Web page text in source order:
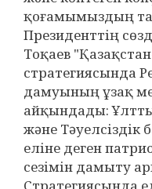
қоғамымыздың
Президенттің
Тоқаев
стратегиясында
дамуының ұзақ
айқындады:
және
еліне деген
сезімін дамыту